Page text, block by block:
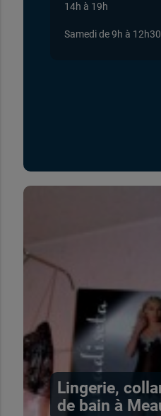
14h à 19h
Samedi de 9h à 12h30
Lingerie,
de bain à